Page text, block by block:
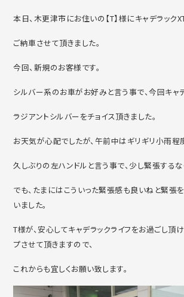
本日、木更津市にお住いの【T】様にキャデラック
ご納車させて頂きました。
今回、新規のお客様です。
シルバー系のお車がお好みと言う事で、今回キャ
ラジアントシルバーをチョイス頂きました。
お天気が心配でしたが、午前中はギリギリ小雨程
久しぶりの左ハンドルと言う事で、少し緊張するな
でも、たまにはこういった緊張感も良いねと緊張
いました。
T様が、安心してキャデラックライフをお過ごし頂
プさせて頂きますので、
これからも宜しくお願い致します。